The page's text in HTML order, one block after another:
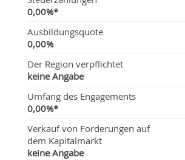
0,00%*
Ausbildungsquote
0,00%
Der Region verpflichtet
keine Angabe
Umfang des Engagements
0,00%*
Verkauf von Forderungen auf
dem Kapitalmarkt
keine Angabe